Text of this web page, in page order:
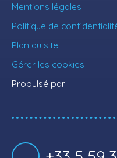
Mentions légales
Politique de
Plan du site
Gérer les cookies
Propulsé par